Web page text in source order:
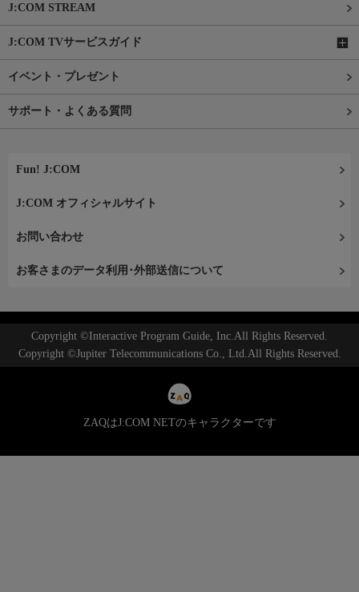
J:COM STREAM
J:COM TVサービスガイド
イベント・プレゼント
サポート・よくある質問
Fun! J:COM
J:COM オフィシャルサイト
お問い合わせ
お客さまのデータ利用･外部送信について
Copyright ©Interactive Program Guide, Inc.All Rights Reserved.
Copyright ©Jupiter Telecommunications Co., Ltd.All Rights Reserved.
ZAQはJ:COM NETのキャラクターです